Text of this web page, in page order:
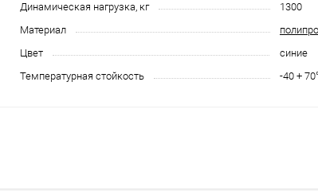
Динамическая нагрузка, кг
1300
Материал
Цвет
синие
Температурная стойкость
-40 +